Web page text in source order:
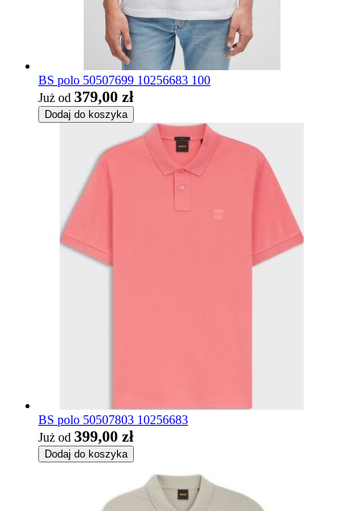
BS polo 50507699 10256683 100
Już od 379,00 zł
Dodaj do koszyka
BS polo 50507803 10256683
Już od 399,00 zł
Dodaj do koszyka